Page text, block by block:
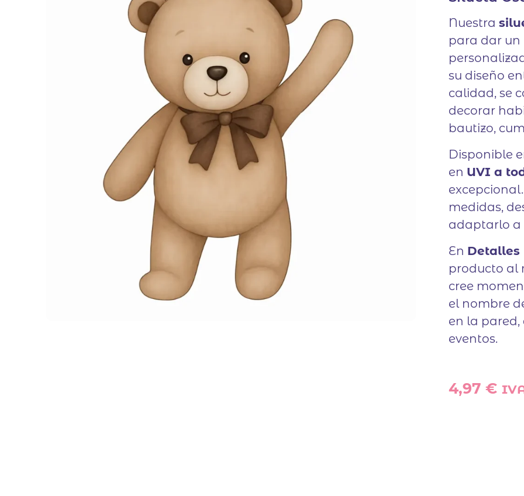
Nuestra
para dar un
su diseño
calidad, se
decorar
bautizo,
Disponible
en UVI a
medidas,
adaptarlo a
En Detalles
producto al
cree
el nombre
en la pared,
eventos.
4,97€